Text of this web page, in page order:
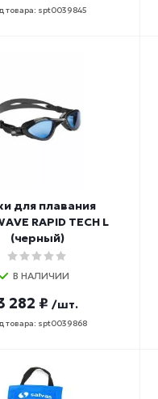
товара: spt0039845
для плавания
RAPID TECH L
(черный)
В НАЛИЧИИ
282 ₽ /шт.
товара: spt0039868